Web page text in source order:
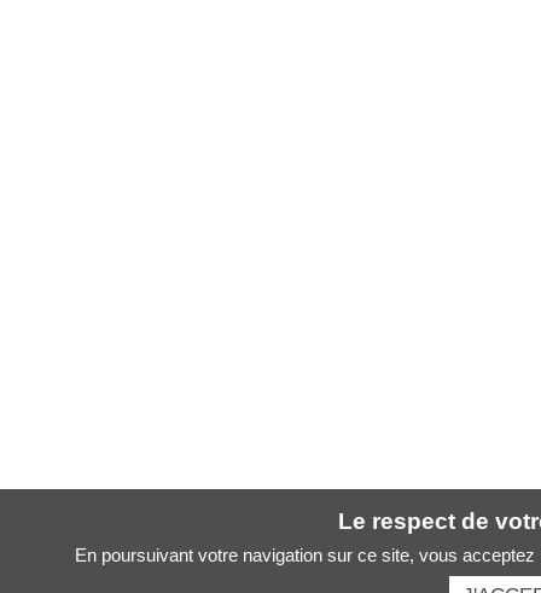
Le respect de
En poursuivant votre navigation sur ce site, vous